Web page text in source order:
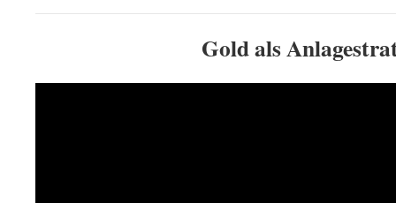
Gold als